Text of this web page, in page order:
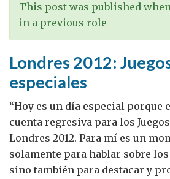
This post was published
in a previous role
Londres 2012:
especiales
“Hoy es un día especial porque
cuenta regresiva para los
Londres 2012. Para mí es un
solamente para hablar sobre
sino también para destacar y